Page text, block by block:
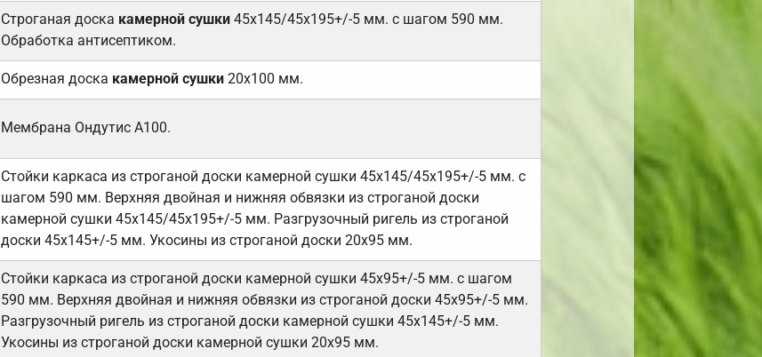
Строганая доска камерной сушки 45х145/45х195+/-5 мм. с шагом 590 мм.
Обработка антисептиком.
Обрезная доска камерной сушки20х100 мм.
Мембрана Ондутис А100.
Стойки каркаса из строганой доски камерной сушки 45х145/45х195+/-5 мм. с
шагом 590 мм. Верхняя двойная и нижняя обвязки из строганой доски
камерной сушки 45х145/45х195+/-5 мм. Разгрузочный ригель из строганой
доски 45х145+/-5 мм. Укосины из строганой доски 20х95 мм.
Стойки каркаса из строганой доски камерной сушки 45х95+/-5 мм. с шагом
590 мм. Верхняя двойная и нижняя обвязки из строганой доски 45х95+/-5 мм.
Разгрузочный ригель из строганой доски камерной сушки 45х145+/-5 мм.
Укосины из строганой доски камерной сушки 20х95 мм.